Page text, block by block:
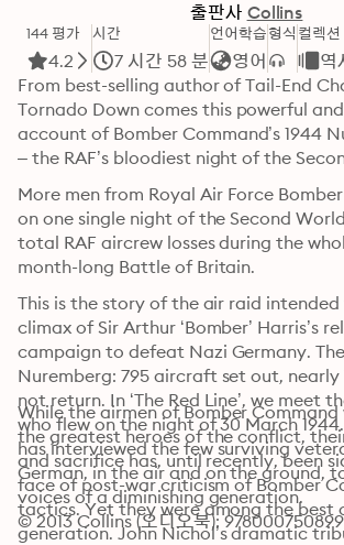
출판사 Collins
144 평가
4.2
시간
7 시간 58 분
언어학습
영어
형식 컬렉션
역
From best-selling author of Tail-End
Tornado Down comes this powerful
account of Bomber Command’s 1944
– the RAF’s bloodiest night of the
More men from Royal Air Force
on one single night of the Second
total RAF aircrew losses during the
month-long Battle of Britain.
This is the story of the air raid
climax of Sir Arthur ‘Bomber’ Harris’s
campaign to defeat Nazi Germany.
Nuremberg: 795 aircraft set out, nearly
not return. In ‘The Red Line’, we meet
who flew on the night of 30 March
has interviewed the few surviving
German, in the air and on the ground,
voices of a diminishing generation.
While the airmen of Bomber Command
the greatest heroes of the conflict,
and sacrifice has, until recently, been
face of post-war criticism of Bomber
tactics. Yet they were among the best
generation. John Nichol’s dramatic
© 2013 Collins (오디오북):